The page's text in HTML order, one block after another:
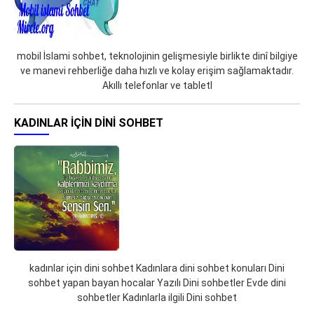
mobil İslami sohbet, teknolojinin gelişmesiyle birlikte dinî bilgiye
ve manevi rehberliğe daha hızlı ve kolay erişim sağlamaktadır.
Akıllı telefonlar ve tabletl
KADINLAR IÇIN DINI SOHBET
kadınlar için dini sohbet Kadınlara dini sohbet konuları Dini
sohbet yapan bayan hocalar Yazılı Dini sohbetler Evde dini
sohbetler Kadınlarla ilgili Dini sohbet